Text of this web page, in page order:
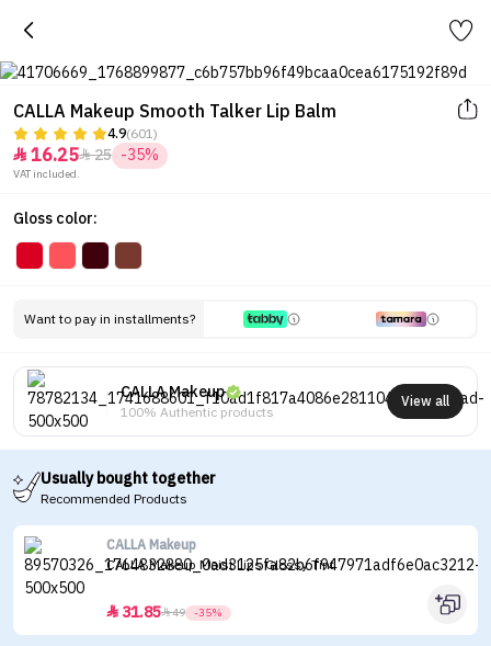
CALLA Makeup Smooth Talker Lip Balm
4.9(601)
 16.2525 -35%
VAT included.
Gloss color:
Want to pay in installments?
CALLA Makeup
100% Authentic products
View all
Usually bought together
Recommended Products
CALLA Makeup
CALLA Makeup Moist Lips Glossy Tint
 31.8549 -35%